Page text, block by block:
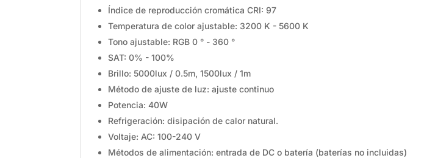
Índice de reproducción cromática CRI: 97
Temperatura de color ajustable: 3200 K - 5600 K
Tono ajustable: RGB 0 ° - 360 °
SAT: 0% - 100%
Brillo: 5000lux / 0.5m, 1500lux / 1m
Método de ajuste de luz: ajuste continuo
Potencia: 40W
Refrigeración: disipación de calor natural.
Voltaje: AC: 100-240 V
Métodos de alimentación: entrada de DC o batería (baterías no incluidas)